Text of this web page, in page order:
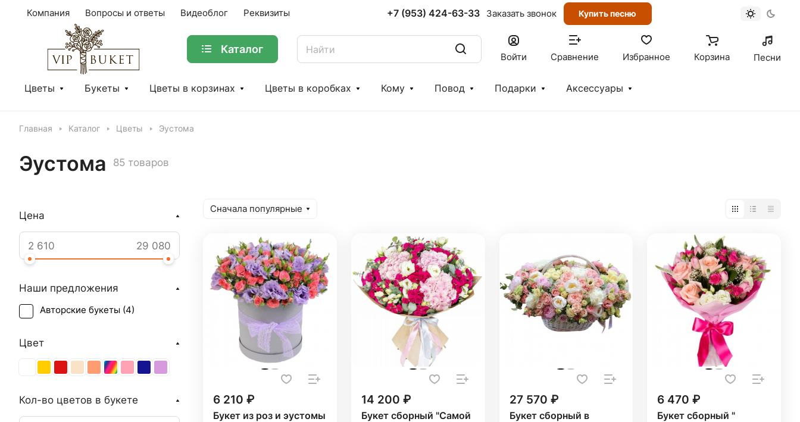
Компания Вопросы и ответы Видеоблог Реквизиты +7 (953) 424-63-33 Заказать звонок Купить песню
Каталог
Войти Сравнение Избранное Корзина Песни
Цветы Букеты Цветы в корзинах Цветы в коробках Кому Повод Подарки Аксессуары
Главная Каталог Цветы Эустома
Эустома 85 товаров
Сначала популярные
6 210 ₽
Букет из роз и эустомы
14 200 ₽
Букет сборный "Самой
27 570 ₽
Букет сборный в
6 470 ₽
Букет сборный "
Цена
Наши предложения
Авторские букеты (4)
Цвет
Кол-во цветов в букете